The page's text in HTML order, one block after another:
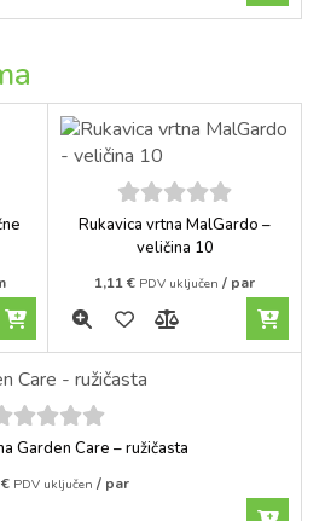
5out of
Rukavica vrtna MalGardo –
veličina 10
1,11€ PDV uključen / par
out of
Garden Care – ružičasta
€ PDV uključen / par